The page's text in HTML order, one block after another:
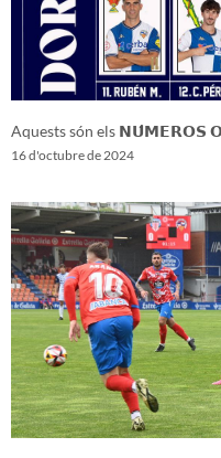
Aquests són els 𝗡𝗨́𝗠𝗘𝗥𝗢𝗦
16 d'octubre de 2024